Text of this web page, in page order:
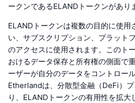
ークンであるELANDトークンがあり
ELANDトークンは複数の目的に使用
い、サブスクリプション、プラット
のアクセスに使用されます。このト
おけるデータ保存と所有権の側面で
ーザーが自分のデータをコントロー
Etherlandは、分散型金融（DeFi）
り、ELANDトークンの有用性を拡